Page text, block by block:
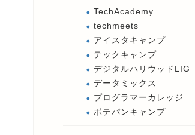
TechAcademy
techmeets
アイスタキャンプ
テックキャンプ
デジタルハリウッドLIG
データミックス
プログラマーカレッジ
ポテパンキャンプ